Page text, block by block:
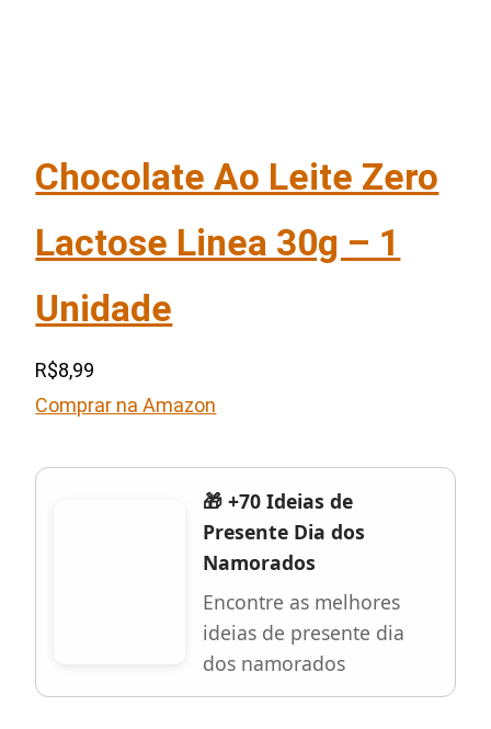
Chocolate Ao Leite Zero
Lactose Linea 30g – 1
Unidade
R$8,99
Comprar na Amazon
🎁 +70 Ideias de
Presente Dia dos
Namorados
Encontre as melhores
ideias de presente dia
dos namorados